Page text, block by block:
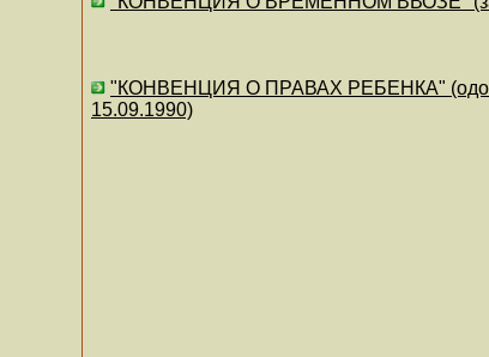
"КОНВЕНЦИЯ О ПРАВАХ РЕБЕНКА"
15.09.1990)